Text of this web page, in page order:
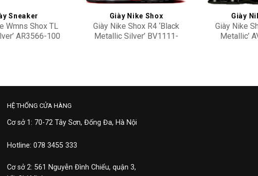
Sneaker
Wmns Shox TL
AR3566-100
Giày Nike Shox
Giày Nike Shox R4 ‘Black
Metallic Silver’ BV1111-
Giày
Giày Nike
Metallic’
HỆ THỐNG CỬA HÀNG
Cơ sở 1: 70-72 Tây Sơn, Đống Đa, Hà Nội
Hotline: 078 3455 333
Cơ sở 2: 561 Nguyễn Đình Chiểu, quận 3,